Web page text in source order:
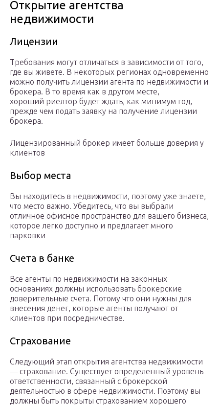
Открытие агентства
недвижимости
Лицензии
Требования могут отличаться в зависимости от того,
где вы живете. В некоторых регионах одновременно
можно получить лицензии агента по недвижимости и
брокера. В то время как в другом месте,
хороший риелтор будет ждать, как минимум год,
прежде чем подать заявку на получение лицензии
брокера.
Лицензированный брокер имеет больше доверия у
клиентов
Выбор места
Вы находитесь в недвижимости, поэтому уже знаете,
что место важно. Убедитесь, что вы выбрали
отличное офисное пространство для вашего бизнеса,
которое легко доступно и предлагает много
парковки
Счета в банке
Все агенты по недвижимости на законных
основаниях должны использовать брокерские
доверительные счета. Потому что они нужны для
внесения денег, которые агенты получают от
клиентов при посредничестве.
Страхование
Следующий этап открытия агентства недвижимости
— страхование. Существует определенный уровень
ответственности, связанный с брокерской
деятельностью в сфере недвижимости. Поэтому вы
должны быть покрыты страхованием хорошего